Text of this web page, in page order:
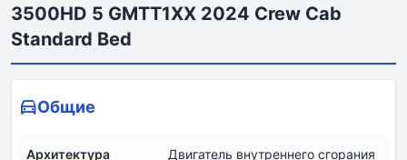
3500HD 5 GMTT1XX 2024 Crew Cab
Standard Bed
Общие
Архитектура Двигатель внутреннего сгорания